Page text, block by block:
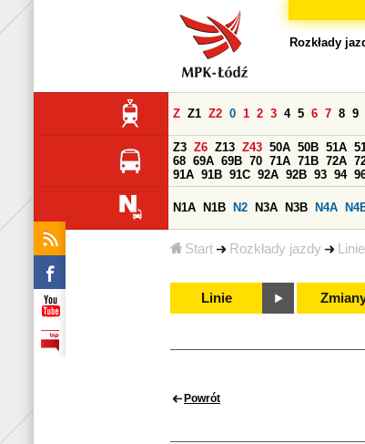
Start Rozkłady jazdy Linie
Rozkłady
Z Z1 Z2 0 1 2 3 4 5 6 7 8 9
Z3 Z6 Z13 Z43 50A 50B 51A
68 69A 69B 70 71A 71B 72A
91A 91B 91C 92A 92B 93 94
N1A N1B N2 N3A N3B N4A
Linie
Powrót